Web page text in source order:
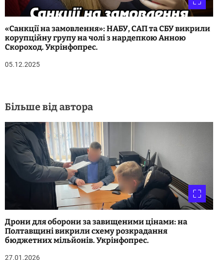
«Санкції на замовлення»: НАБУ, САП та СБУ викрили
корупційну групу на чолі з нардепкою Анною
Скороход. Укрінфопрес.
05.12.2025
Більше від автора
Дрони для оборони за завищеними цінами: на
Полтавщині викрили схему розкрадання
бюджетних мільйонів. Укрінфопрес.
27.01.2026